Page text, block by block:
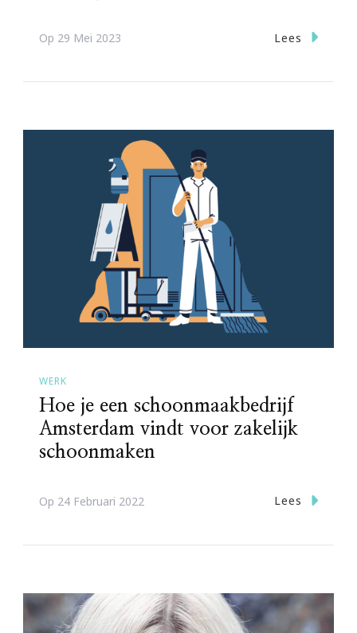
Op 29 Mei 2023 Lees
WERK
Hoe je een schoonmaakbedrijf
Amsterdam vindt voor zakelijk
schoonmaken
Op 24 Februari 2022 Lees